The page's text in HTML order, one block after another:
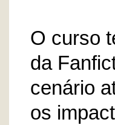
O curso
da
cenário
os